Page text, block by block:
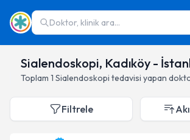
Doktor, klinik ara...
Sialendoskopi, Kadıköy -
Toplam 1 Sialendoskopi tedavisi yapan
Filtrele